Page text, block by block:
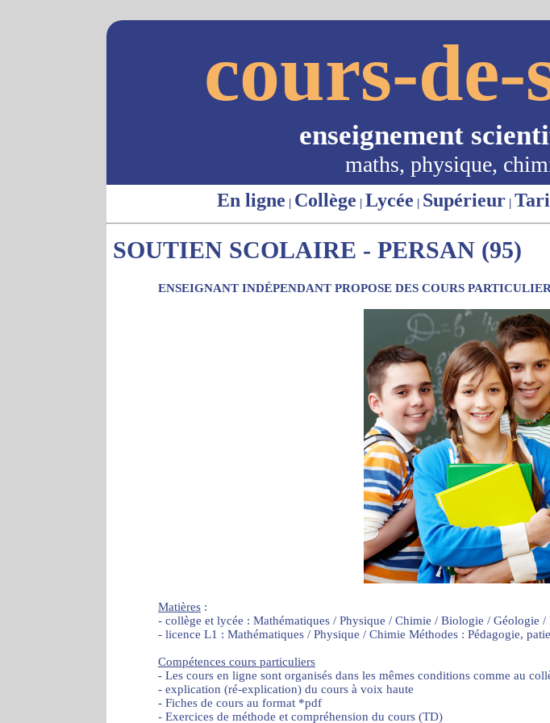
cours-de-
enseignement
maths, physique,
En ligne | Collège | Lycée | Supérieur |
SOUTIEN SCOLAIRE - PERSAN (95)
ENSEIGNANT INDÉPENDANT PROPOSE DES COURS
Matières :
- collège et lycée : Mathématiques / Physique / Chimie / Biologie / Géologie /
- licence L1 : Mathématiques / Physique / Chimie Méthodes : Pédagogie,
Compétences cours particuliers
- Les cours en ligne sont organisés dans les mêmes conditions comme au
- explication (ré-explication) du cours à voix haute
- Fiches de cours au format *pdf
- Exercices de méthode et compréhension du cours (TD)